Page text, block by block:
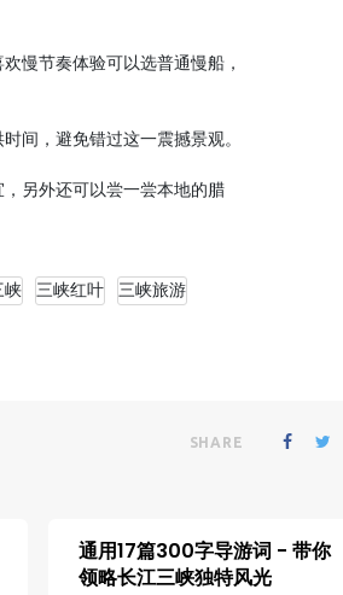
慢节奏体验可以选普通慢船，
间，避免错过这一震撼景观。
另外还可以尝一尝本地的腊
峡 三峡红叶 三峡旅游
SHARE
通用17篇300字导游词 - 带你
领略长江三峡独特风光